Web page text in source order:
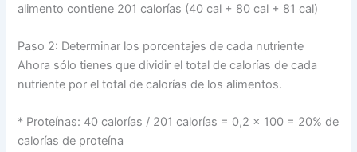
alimento contiene 201 calorías (40 cal + 80 cal + 81 cal)
Paso 2: Determinar los porcentajes de cada nutriente
Ahora sólo tienes que dividir el total de calorías de cada
nutriente por el total de calorías de los alimentos.
* Proteínas: 40 calorías / 201 calorías = 0,2 x 100 = 20% de
calorías de proteína